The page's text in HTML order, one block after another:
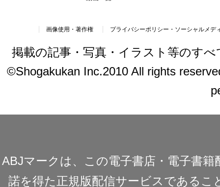
画像使用・著作権 プライバシーポリシー・ソーシャルメデ
掲載の記事・写真・イラスト等のす
©Shogakukan Inc.2010 All rights
ABJマークは、この電子書店・電子書
諾を得た正規版配信サービスであるこ